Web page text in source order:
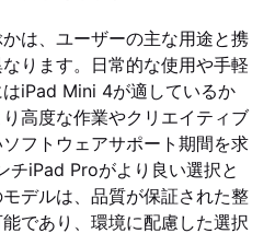
は、ユーザーの主な用途と携
ります。日常的な使用や手軽
iPad Mini 4が適しているか
高度な作業やクリエイティブ
フトウェアサポート期間を求
チiPad Proがより良い選択と
デルは、品質が保証された整
であり、環境に配慮した選択